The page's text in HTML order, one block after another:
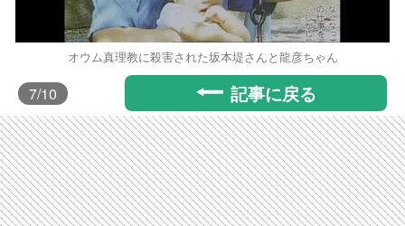
オウム真理教に殺害された坂本堤さんと龍彦ちゃん
7/10 記事に戻る